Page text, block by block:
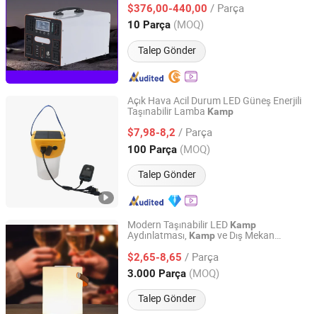
$376,00-440,00 / Parça
10 Parça (MOQ)
Talep Gönder
Fujian, China Fiyat 2024
Açık Hava Acil Durum LED Güneş Enerjili
Taşınabilir Lamba Kamp
$7,98-8,2 / Parça
100 Parça (MOQ)
Talep Gönder
Shenzhen Power-Solution Ind Co., Limited
Guangdong, China Fiyat 2014
Modern Taşınabilir LED Kamp
Aydınlatması, Kampve Dış Mekan
$2,65-8,65 / Parça
3.000 Parça (MOQ)
Talep Gönder
Fuzhou Sansheng Industry and Trade Co., Ltd.
Fujian, China Fiyat 2024